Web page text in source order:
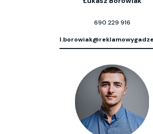
690 229 916